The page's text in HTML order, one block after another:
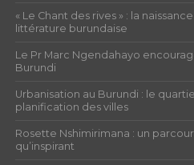
« Le Chant des rives » : la
littérature burundaise
Le Pr Marc Ngendahayo
Burundi
Urbanisation au Burundi : le
planification des villes
Rosette Nshimirimana : un
qu’inspirant